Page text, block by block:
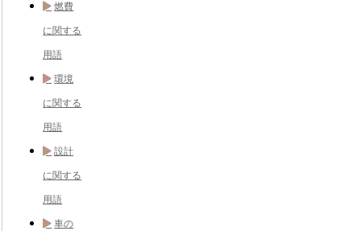
燃費
に関する
用語
環境
に関する
用語
設計
に関する
用語
車の